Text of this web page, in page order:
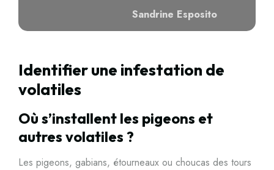
Sandrine Esposito
Identifier une infestation de
volatiles
Où s’installent les pigeons et
autres volatiles ?
Les pigeons, gabians, étourneaux ou choucas des tours